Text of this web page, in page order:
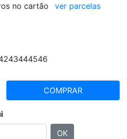
no cartão ver parcelas
43444546
COMPRAR
OK